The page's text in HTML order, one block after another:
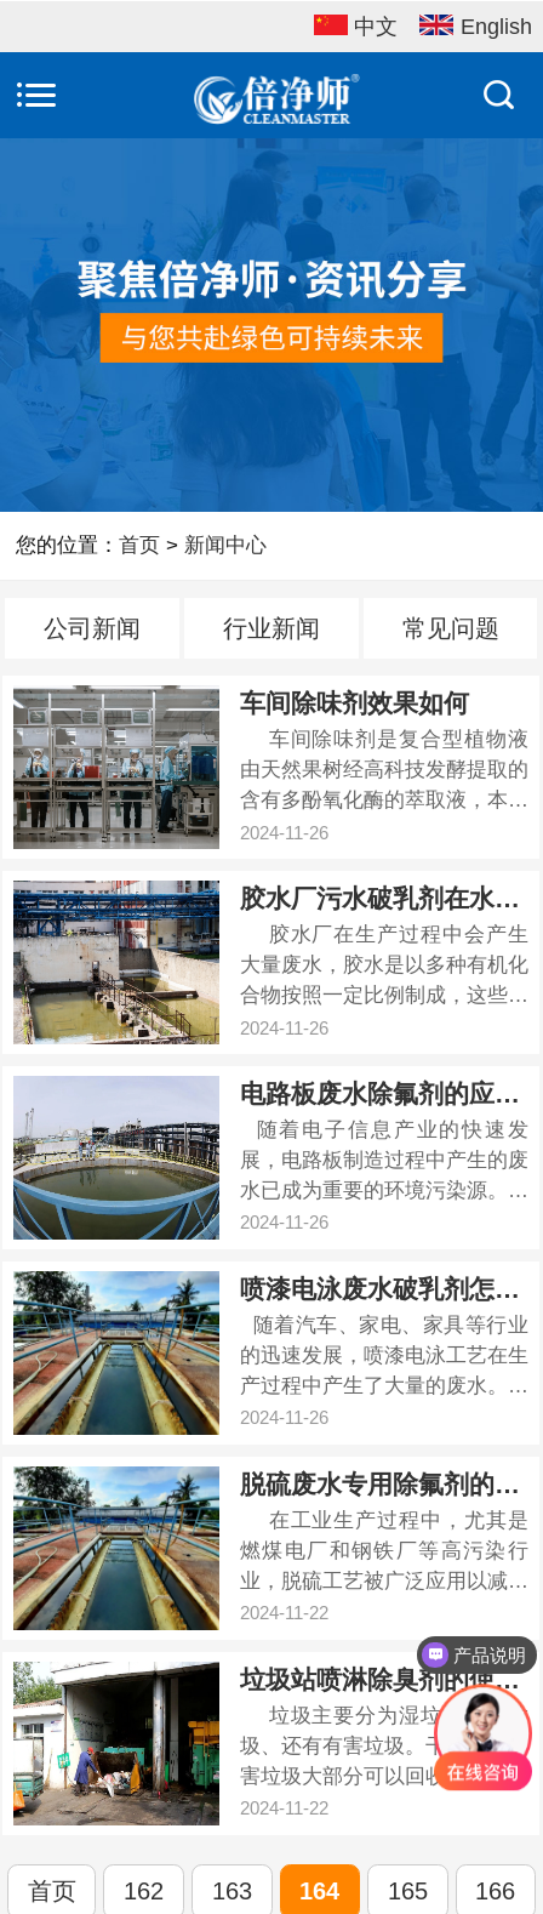
中文 English
您的位置：首页 > 新闻中心
公司新闻 行业新闻 常见问题
车间除味剂效果如何
车间除味剂是复合型植物液
由天然果树经高科技发酵提取的
含有多酚氧化酶的萃取液，本产
品含有能够分解有机物和无机物
降解气体并减少引起微生物的气
体，如氨气、二氧化硫气体和硫
醇等物质。 车...
2024-11-26
胶水厂污水破乳剂在水处理中的作用
胶水厂在生产过程中会产生
大量废水，胶水是以多种有机化
合物按照一定比例制成，这些含
有大量有机物的废水如果排入自
生的废水其主要成分是COD、
SS，不能直接排放。而且废水
中含有有很多的易沉淀的大颗粒
凝胶以及与水难以分离的细粒凝
胶。...
2024-11-26
电路板废水除氟剂的应用效果
随着电子信息产业的快速发
展，电路板制造过程中产生的废
水已成为重要的环境污染源。其
中，氟化物含量超标是电路板废
制造过程中，氟化物主要来源于
光阻剂、清洗剂等化学原料。氟
化物含量超标会对水生生态环境
造成严重危害...
2024-11-26
喷漆电泳废水破乳剂怎么选择
随着汽车、家电、家具等行业
的迅速发展，喷漆电泳工艺在生
产过程中产生了大量的废水。这
些废水含有大量的油、漆、颜料
油水分离成为废水处理的关键步
骤。喷漆电泳废水破乳剂作为处
理电泳废水的有效方法，其性能
直接影响到废水处理的效果和成
本。 ...
2024-11-26
脱硫废水专用除氟剂的作用与工艺流程
在工业生产过程中，尤其是
燃煤电厂和钢铁厂等高污染行
业，脱硫工艺被广泛应用以减少
二氧化硫（SO₂）排放。尽管脱
硫工艺有效地控制了SO₂排放，
但同时也产生了大量的脱硫废
水。这些废水中含有多种污染
物，其中氟化物（F⁻）是主要的
污染成分之一。脱硫废水专用除
氟剂...
2024-11-22
垃圾站喷淋除臭剂的使用方法
垃圾主要分为湿垃圾、干垃
圾、还有有害垃圾。干垃圾和有
害垃圾大部分可以回收同时不易
腐烂,造成恶臭问题。湿垃圾(有
被加工成有机肥或有机复合肥,
用于绿化或农业施肥。湿垃圾容
2024-11-22
首页 162 163 164 165 166
产品说明